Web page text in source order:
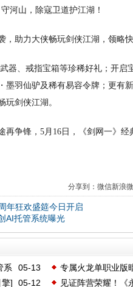
助力大侠畅玩剑侠江湖，领略快
器、戒指宝箱等珍稀好礼；开启
墨羽仙驴及稀有易容令牌；更有
玩剑侠江湖。
再争锋，5月16日，《剑网一》
分享到： 微信新浪
年狂欢盛筵今日开启
AI托管系统曝光
05-13
系
专属火龙单职业版
05-12
] 见证阵营荣耀！《